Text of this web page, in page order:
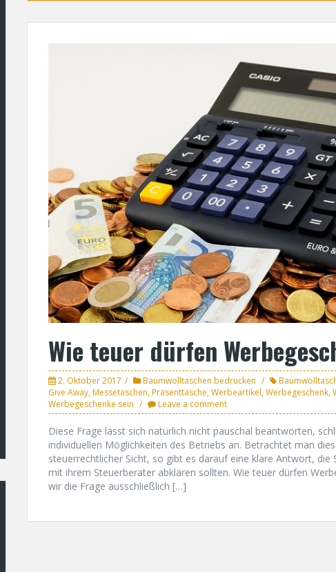
Wie teuer dürfen
2. Oktober 2017 Baumwolltaschen bedrucken
Give Away,Messetaschen,Präsenttasche,Werbeartikel,Werbegeschenk,
Werbegeschenke sein
Leave a comment
Diese Frage lässt sich natürlich nicht pauschal beantworten,
individuellen Möglichkeiten des Betriebs an. Betrachtet man
steuerrechtlicher Sicht, so gibt es darauf eine klare Antwort, die
mit ihrem Steuerberater abklären sollten. Wie teuer dürfen
wir die Frage ausschließlich […]